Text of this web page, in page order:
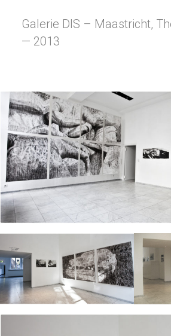
Galerie DIS – Maastricht,
— 2013